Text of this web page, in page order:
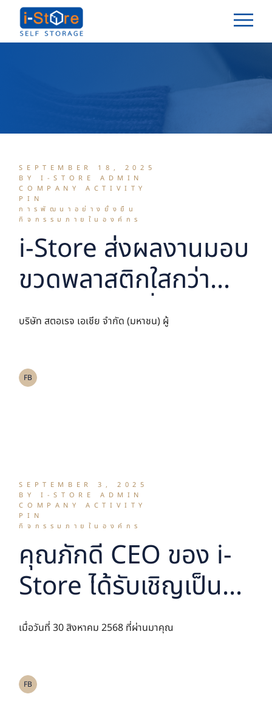
content
SEPTEMBER 18, 2025
BY I-STORE ADMIN
COMPANY ACTIVITY
PIN
การพัฒนาอย่างยั่งยืน
กิจกรรมภายในองค์กร
i-Store ส่งผลงานมอบ
ขวดพลาสติกใสกว่า
3,000 ขวดเพื่อ
สะท้อนแสง ในโครงการ
บริษัท สตอเรจ เอเชีย จำกัด (มหาชน) ผู้
FB
SEPTEMBER 3, 2025
BY I-STORE ADMIN
COMPANY ACTIVITY
PIN
กิจกรรมภายในองค์กร
คุณภักดี CEO ของ i-
Store ได้รับเชิญเป็น
วิทยากรบรรยายพิเศษ
คณะพาณิชยศาสตร์
เมื่อวันที่ 30 สิงหาคม 2568 ที่ผ่านมาคุณ
FB